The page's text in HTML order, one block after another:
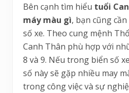
Bên cạnh tìm hiểu tuổi
máy màu gì, bạn cũng
số xe. Theo cung mệnh
Canh Thân phù hợp với
8 và 9. Nếu trong biển số
số này sẽ gặp nhiều may
trong công việc và sự